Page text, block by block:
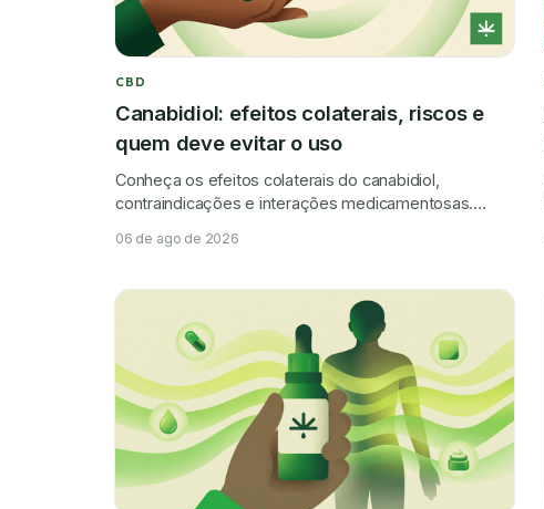
CBD
Canabidiol: efeitos colaterais, riscos e
quem deve evitar o uso
Conheça os efeitos colaterais do canabidiol,
contraindicações e interações medicamentosas.
segurança.
06 de ago de 2026